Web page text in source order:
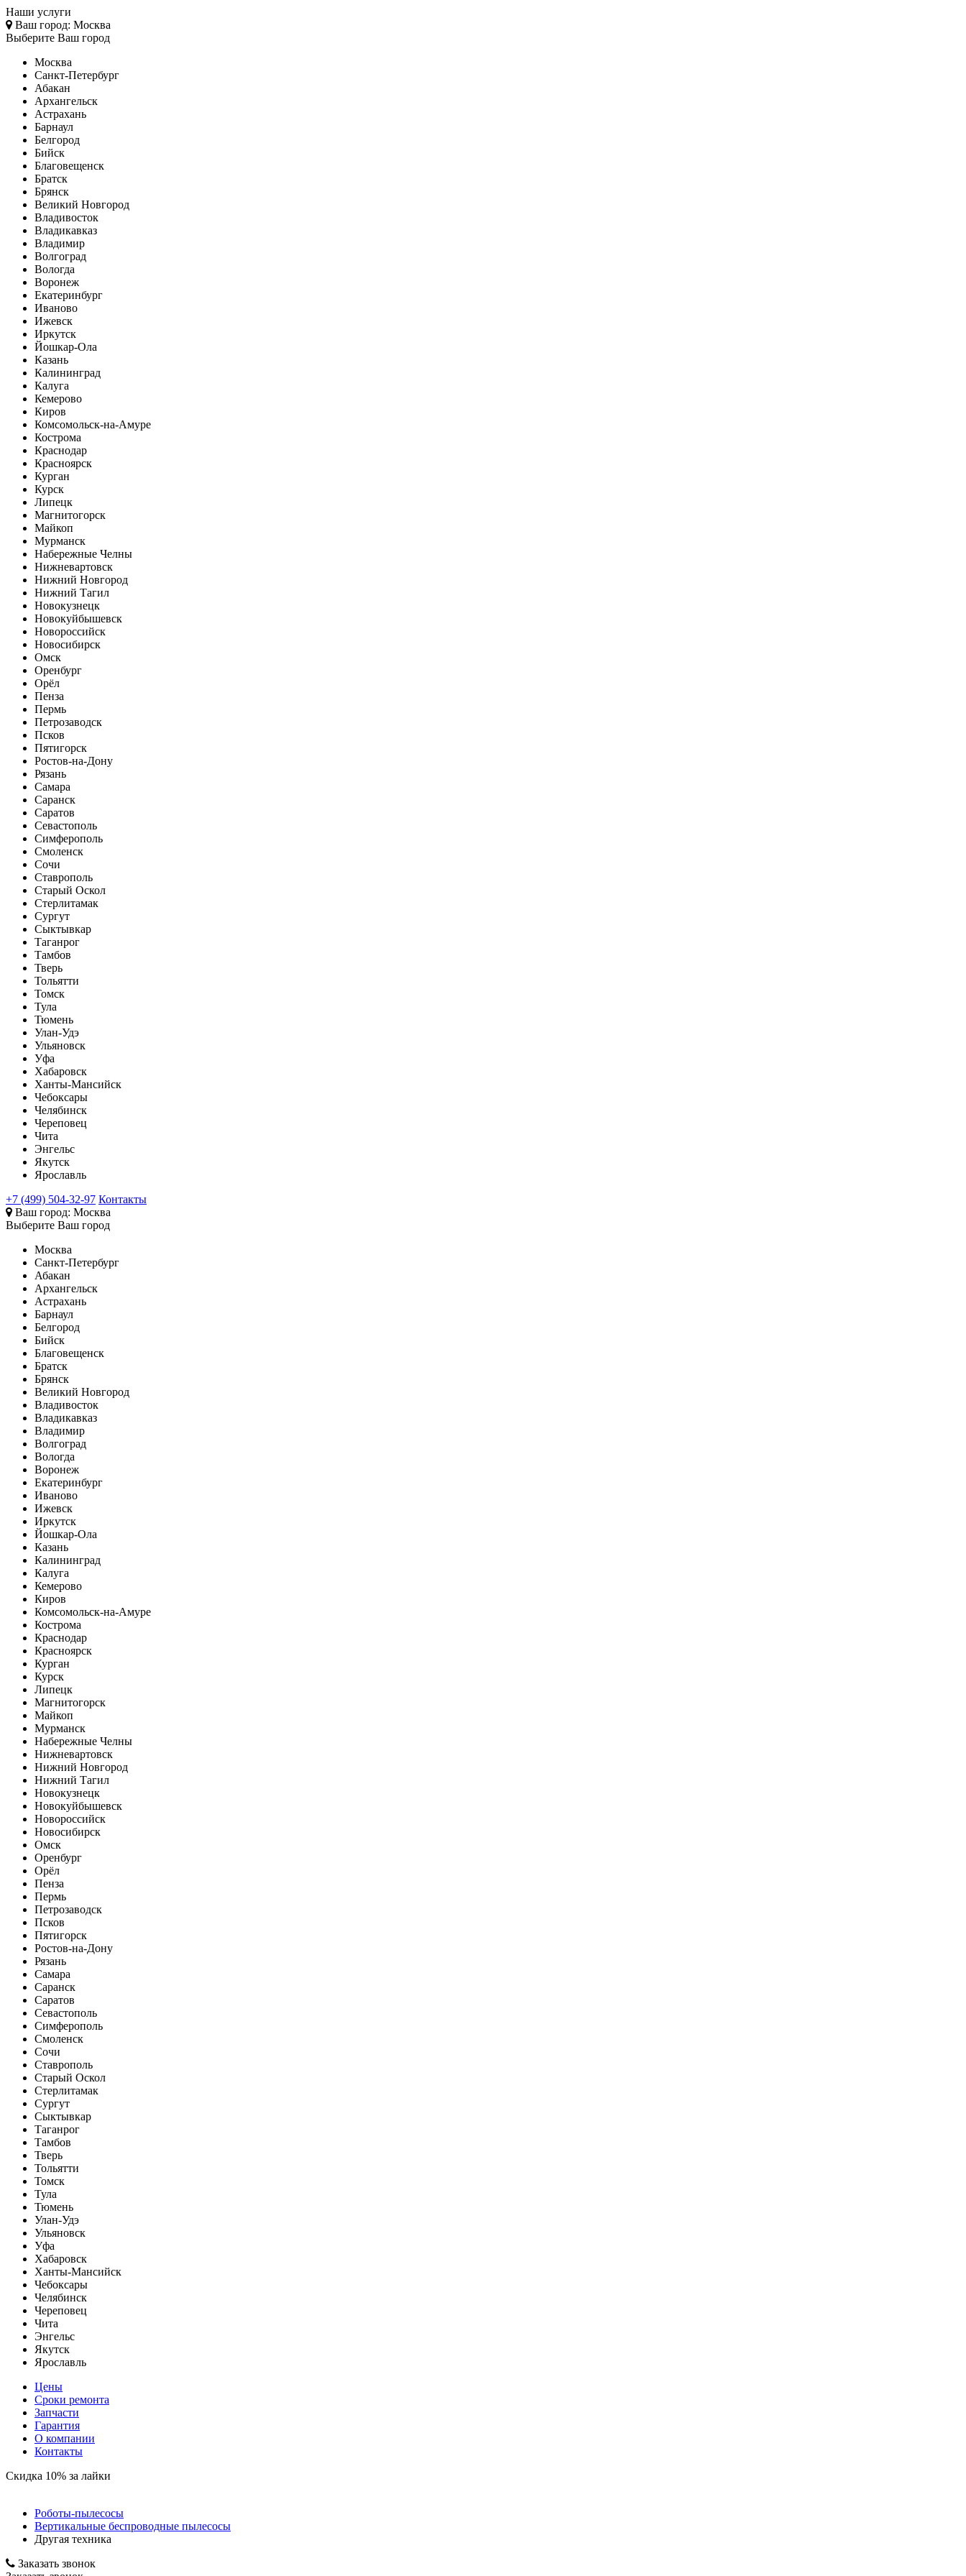
Наши услуги
Ваш город: Москва
Выберите Ваш город
Москва
Санкт-Петербург
Абакан
Архангельск
Астрахань
Барнаул
Белгород
Бийск
Благовещенск
Братск
Брянск
Великий Новгород
Владивосток
Владикавказ
Владимир
Волгоград
Вологда
Воронеж
Екатеринбург
Иваново
Ижевск
Иркутск
Йошкар-Ола
Казань
Калининград
Калуга
Кемерово
Киров
Комсомольск-на-Амуре
Кострома
Краснодар
Красноярск
Курган
Курск
Липецк
Магнитогорск
Майкоп
Мурманск
Набережные Челны
Нижневартовск
Нижний Новгород
Нижний Тагил
Новокузнецк
Новокуйбышевск
Новороссийск
Новосибирск
Омск
Оренбург
Орёл
Пенза
Пермь
Петрозаводск
Псков
Пятигорск
Ростов-на-Дону
Рязань
Самара
Саранск
Саратов
Севастополь
Симферополь
Смоленск
Сочи
Ставрополь
Старый Оскол
Стерлитамак
Сургут
Сыктывкар
Таганрог
Тамбов
Тверь
Тольятти
Томск
Тула
Тюмень
Улан-Удэ
Ульяновск
Уфа
Хабаровск
Ханты-Мансийск
Чебоксары
Челябинск
Череповец
Чита
Энгельс
Якутск
Ярославль
+7 (499) 504-32-97 Контакты
Ваш город: Москва
Выберите Ваш город
Москва
Санкт-Петербург
Абакан
Архангельск
Астрахань
Барнаул
Белгород
Бийск
Благовещенск
Братск
Брянск
Великий Новгород
Владивосток
Владикавказ
Владимир
Волгоград
Вологда
Воронеж
Екатеринбург
Иваново
Ижевск
Иркутск
Йошкар-Ола
Казань
Калининград
Калуга
Кемерово
Киров
Комсомольск-на-Амуре
Кострома
Краснодар
Красноярск
Курган
Курск
Липецк
Магнитогорск
Майкоп
Мурманск
Набережные Челны
Нижневартовск
Нижний Новгород
Нижний Тагил
Новокузнецк
Новокуйбышевск
Новороссийск
Новосибирск
Омск
Оренбург
Орёл
Пенза
Пермь
Петрозаводск
Псков
Пятигорск
Ростов-на-Дону
Рязань
Самара
Саранск
Саратов
Севастополь
Симферополь
Смоленск
Сочи
Ставрополь
Старый Оскол
Стерлитамак
Сургут
Сыктывкар
Таганрог
Тамбов
Тверь
Тольятти
Томск
Тула
Тюмень
Улан-Удэ
Ульяновск
Уфа
Хабаровск
Ханты-Мансийск
Чебоксары
Челябинск
Череповец
Чита
Энгельс
Якутск
Ярославль
Цены
Сроки ремонта
Запчасти
Гарантия
О компании
Контакты
Скидка 10% за лайки
Роботы-пылесосы
Вертикальные беспроводные пылесосы
Другая техника
Заказать звонок